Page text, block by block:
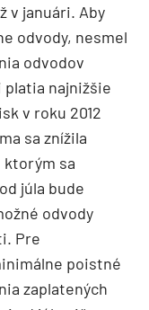
v januári. Aby
odvody, nesmel
odvodov
platia najnižšie
v roku 2012
sa znížila
sa
júla bude
odvody
Pre
poistné
zaplatených